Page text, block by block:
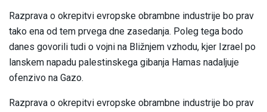
Razprava o okrepitvi evropske obrambne industrije bo prav
tako ena od tem prvega dne zasedanja. Poleg tega bodo
danes govorili tudi o vojni na Bližnjem vzhodu, kjer Izrael po
lanskem napadu palestinskega gibanja Hamas nadaljuje
ofenzivo na Gazo.
Razprava o okrepitvi evropske obrambne industrije bo prav